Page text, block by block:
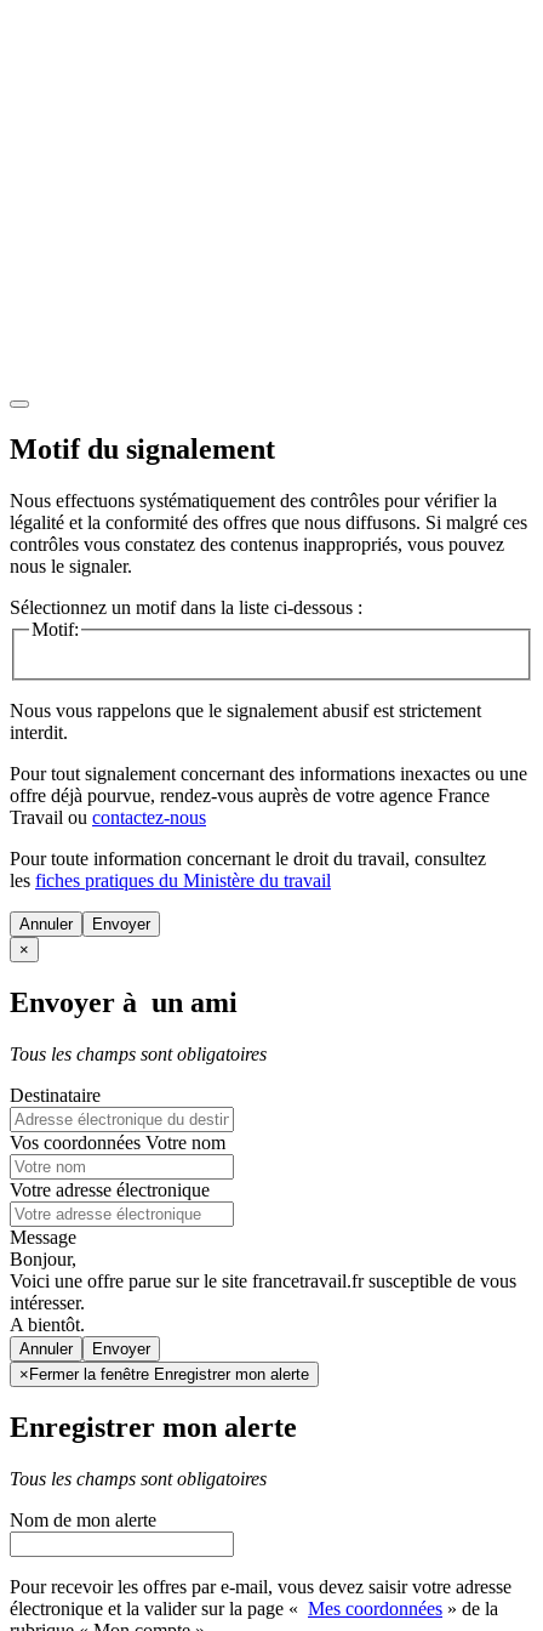
Motif du signalement
Nous effectuons systématiquement des contrôles pour vérifier la
légalité et la conformité des offres que nous diffusons. Si malgré ces
contrôles vous constatez des contenus inappropriés, vous pouvez
nous le signaler.
Sélectionnez un motif dans la liste ci-dessous :
Motif:
Nous vous rappelons que le signalement abusif est strictement
interdit.
Pour tout signalement concernant des informations inexactes ou une
offre déjà pourvue, rendez-vous auprès de votre agence France
Travail ou contactez-nous
Pour toute information concernant le droit du travail, consultez
les fiches pratiques du Ministère du travail
Annuler
×
Envoyer à un ami
Tous les champs sont obligatoires
Destinataire
Vos coordonnées Votre nom
Votre adresse électronique
Message
Bonjour,
Voici une offre parue sur le site francetravail.fr susceptible de vous
intéresser.
A bientôt.
Annuler
× Fermer la fenêtre Enregistrer mon alerte
Enregistrer mon alerte
Tous les champs sont obligatoires
Nom de mon alerte
Pour recevoir les offres par e-mail, vous devez saisir votre adresse
électronique et la valider sur la page « Mes coordonnées » de la